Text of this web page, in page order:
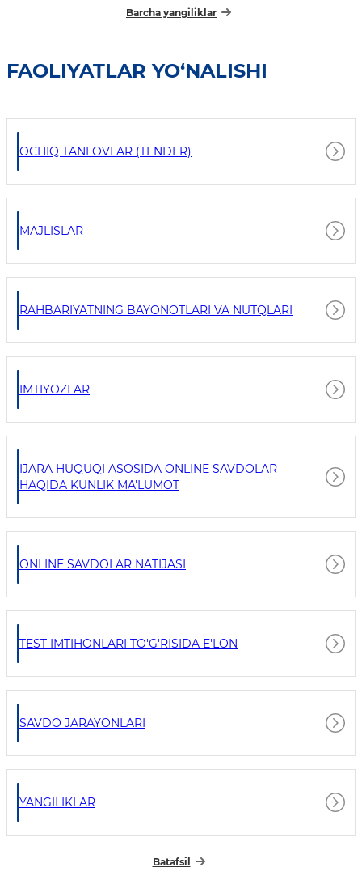
Barcha yangiliklar
FAOLIYATLAR YO‘NALISHI
OCHIQ TANLOVLAR (TENDER)
MAJLISLAR
RAHBARIYATNING BAYONOTLARI VA NUTQLARI
IMTIYOZLAR
IJARA HUQUQI ASOSIDA ONLINE SAVDOLAR
HAQIDA KUNLIK MA'LUMOT
ONLINE SAVDOLAR NATIJASI
TEST IMTIHONLARI TO'G'RISIDA E'LON
SAVDO JARAYONLARI
YANGILIKLAR
Batafsil